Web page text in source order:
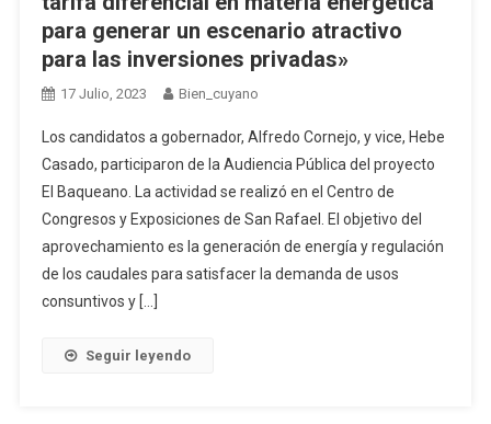
para generar un escenario atractivo
para las inversiones privadas»
17 Julio, 2023 Bien_cuyano
Los candidatos a gobernador, Alfredo Cornejo, y vice, Hebe
Casado, participaron de la Audiencia Pública del proyecto
El Baqueano. La actividad se realizó en el Centro de
Congresos y Exposiciones de San Rafael. El objetivo del
aprovechamiento es la generación de energía y regulación
de los caudales para satisfacer la demanda de usos
consuntivos y […]
Seguir leyendo